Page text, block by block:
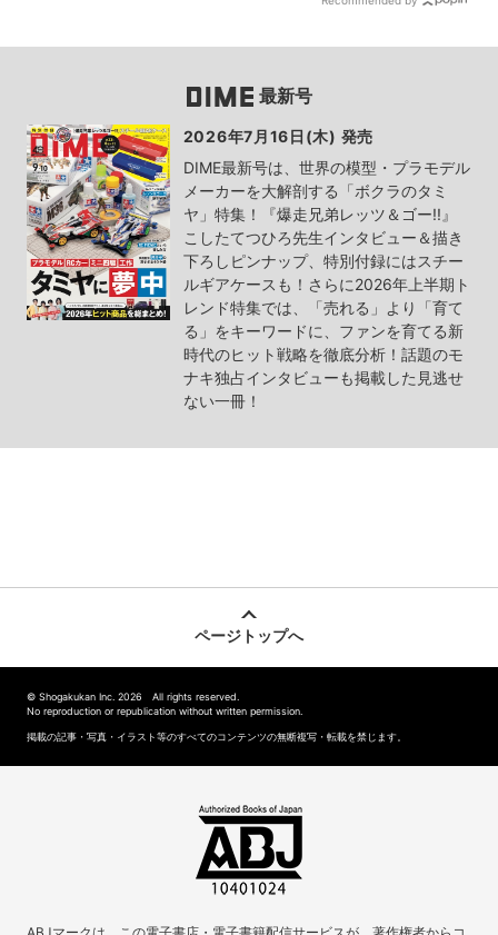
最新号
2026年7月16日(木) 発売
DIME最新号は、世界の模型・プラモデル
メーカーを大解剖する「ボクラのタミ
ヤ」特集！『爆走兄弟レッツ＆ゴー!!』
こしたてつひろ先生インタビュー＆描き
下ろしピンナップ、特別付録にはスチー
ルギアケースも！さらに2026年上半期ト
レンド特集では、「売れる」より「育て
る」をキーワードに、ファンを育てる新
時代のヒット戦略を徹底分析！話題のモ
ナキ独占インタビューも掲載した見逃せ
ない一冊！
ページトップへ
© Shogakukan Inc. 2026 All rights reserved.
No reproduction or republication without written permission.
掲載の記事・写真・イラスト等のすべてのコンテンツの無断複写・転載を禁じます。